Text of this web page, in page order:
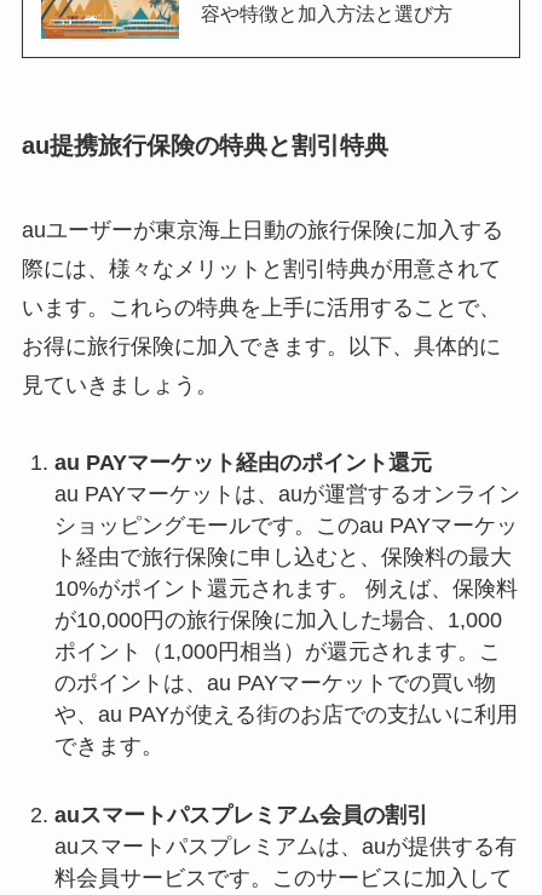
容や特徴と加入方法と選び方
au提携旅行保険の特典と割引特典
auユーザーが東京海上日動の旅行保険に加入する
際には、様々なメリットと割引特典が用意されて
います。これらの特典を上手に活用することで、
お得に旅行保険に加入できます。以下、具体的に
見ていきましょう。
au PAYマーケット経由のポイント還元
au PAYマーケットは、auが運営するオンライン
ショッピングモールです。このau PAYマーケッ
ト経由で旅行保険に申し込むと、保険料の最大
10%がポイント還元されます。 例えば、保険料
が10,000円の旅行保険に加入した場合、1,000
ポイント（1,000円相当）が還元されます。こ
のポイントは、au PAYマーケットでの買い物
や、au PAYが使える街のお店での支払いに利用
できます。
auスマートパスプレミアム会員の割引
auスマートパスプレミアムは、auが提供する有
料会員サービスです。このサービスに加入して